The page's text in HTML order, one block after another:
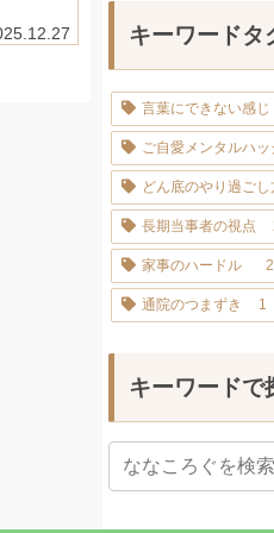
キーワードタ
言葉にできない感じ
ご自愛メンタルハッ
どん底のやり過ごし
長期当事者の視点
家事のハードル 2
通院のつまずき 1
キーワードで